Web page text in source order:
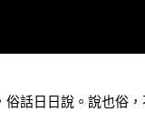
俗話日日說。說也俗